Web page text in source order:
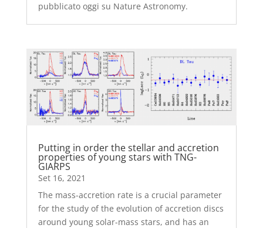
pubblicato oggi su Nature Astronomy.
Putting in order the stellar and accretion
properties of young stars with TNG-
GIARPS
Set 16, 2021
The mass-accretion rate is a crucial parameter
for the study of the evolution of accretion discs
around young solar-mass stars, and has an